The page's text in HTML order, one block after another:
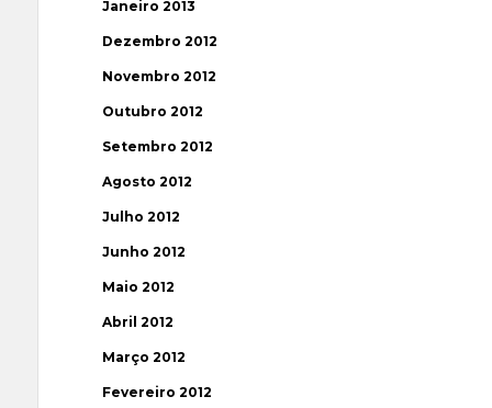
Janeiro 2013
Dezembro 2012
Novembro 2012
Outubro 2012
Setembro 2012
Agosto 2012
Julho 2012
Junho 2012
Maio 2012
Abril 2012
Março 2012
Fevereiro 2012